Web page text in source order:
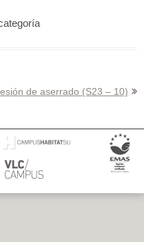
de aserrado (S23 – 10)